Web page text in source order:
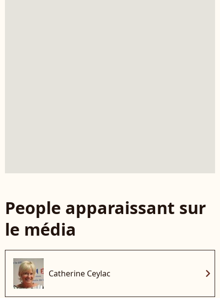
People apparaissant sur
le média
Catherine Ceylac chevron_right